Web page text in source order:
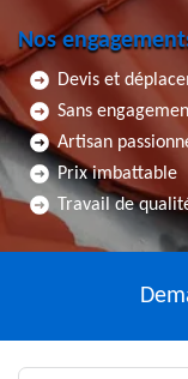
Nos
Devis et
Sans
Artisan
Prix imbattable
Travail de